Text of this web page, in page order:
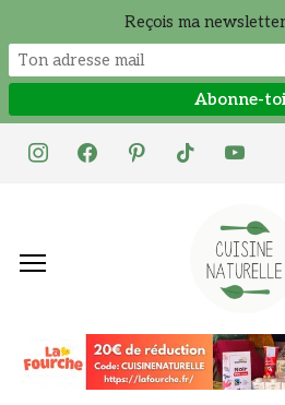
instagramfacebookpinteresttiktok youtube
Reçois ma